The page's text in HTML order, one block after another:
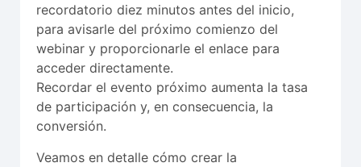
recordatorio diez minutos antes del inicio,
para avisarle del próximo comienzo del
webinar y proporcionarle el enlace para
acceder directamente.
Recordar el evento próximo aumenta la tasa
de participación y, en consecuencia, la
conversión.
Veamos en detalle cómo crear la